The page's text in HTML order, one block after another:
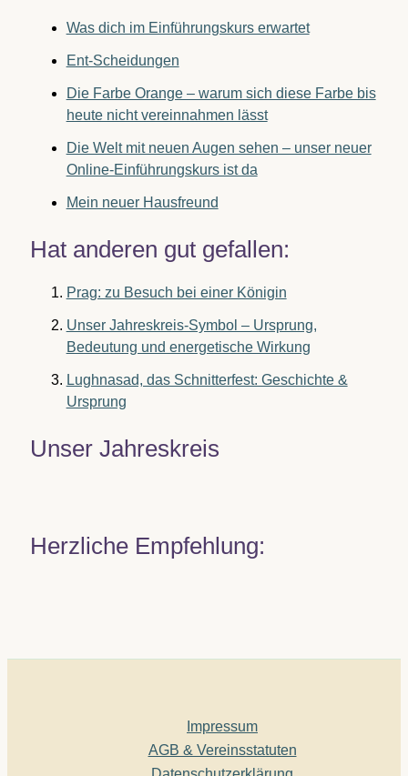
Was dich im Einführungskurs erwartet
Ent-Scheidungen
Die Farbe Orange – warum sich diese Farbe bis
heute nicht vereinnahmen lässt
Die Welt mit neuen Augen sehen – unser neuer
Online-Einführungskurs ist da
Mein neuer Hausfreund
Hat anderen gut gefallen:
Prag: zu Besuch bei einer Königin
Unser Jahreskreis-Symbol – Ursprung,
Bedeutung und energetische Wirkung
Lughnasad, das Schnitterfest: Geschichte &
Ursprung
Unser Jahreskreis
Herzliche Empfehlung:
Impressum
AGB & Vereinsstatuten